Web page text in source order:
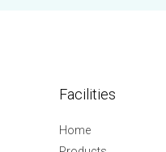
Facilities
Home